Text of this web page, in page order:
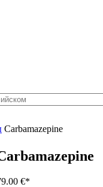
Carbamazepine
€*